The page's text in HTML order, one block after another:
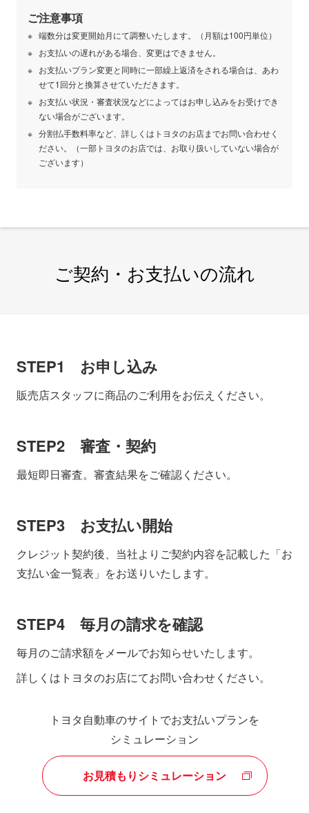
ません
再計算の分割払手数料率：当初契約時の分割払
手数料率を適用
お支払い金額：当社所定の方法により再計算
申込方法：
1．MY TS CUBICでお申し込み
2．お電話でお申し込みいただき、「お支払
プラン変更申込書兼計算書」を当社宛に
返済方法：月々のお支払い日（毎月2日または
17日）の口座振替のみ（振込での受付はでき
ません）
一部繰上返済以降のお支払い金額：当社所定の
方法により再計算
申込方法※２ ：
1．MY TS CUBICでお申し込み
2．お電話でお申し込み
付）
分割期間中のお支払いプラン変更・一部繰上返済のお申し込
人のお客さまで振込支払をご利用の場合、一部繰上返済のお
ます。（未経過手数料部分が減額）
返済金額：当社所定の方法により計算
返済方法：月々のお支払い日（毎月2日または
17日）の口座振替または指定口座への振込
申込方法※２：
1．MY TS CUBICでお申し込み
2．お電話でお申し込み
受付期間：随時（MY TS CUBICでお申し込み
法人のお客さまは、「お電話でお申し込み」のみとなります
ご注意事項
端数分は変更開始月にて調整いたします。（月額は100円単位）
お支払いの遅れがある場合、変更はできません。
お支払いプラン変更と同時に一部繰上返済をされる場合は、あわ
せて1回分と換算させていただきます。
お支払い状況・審査状況などによってはお申し込みをお受けでき
ない場合がございます。
分割払手数料率など、詳しくはトヨタのお店までお問い合わせく
ださい。（一部トヨタのお店では、お取り扱いしていない場合が
ございます）
ご契約・お支払いの流れ
STEP1 お申し込み
販売店スタッフに商品のご利用をお伝えください。
STEP2 審査・契約
最短即日審査。審査結果をご確認ください。
STEP3 お支払い開始
クレジット契約後、当社よりご契約内容を記載した「お
支払い金一覧表」をお送りいたします。
STEP4 毎月の請求を確認
毎月のご請求額をメールでお知らせいたします。
詳しくはトヨタのお店にてお問い合わせください。
トヨタ自動車のサイトでお支払いプランを
シミュレーション
お見積もりシミュレーション